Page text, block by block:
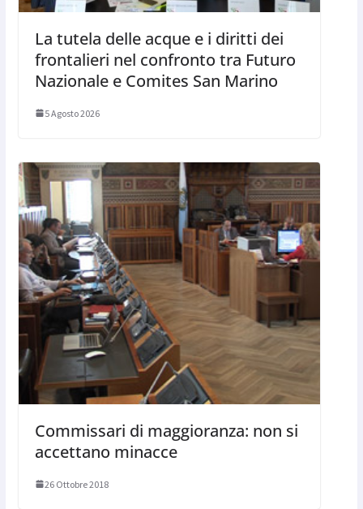
La tutela delle acque e i diritti dei
frontalieri nel confronto tra Futuro
Nazionale e Comites San Marino
5 Agosto 2026
Commissari di maggioranza: non si
accettano minacce
26 Ottobre 2018